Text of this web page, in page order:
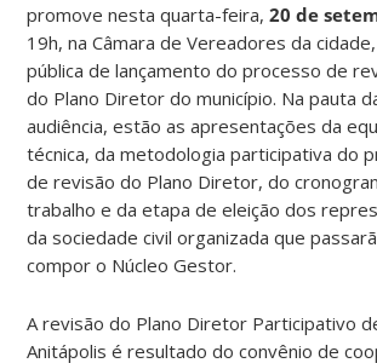
promove nesta quarta-feira,20 de
19h, na Câmara de Vereadores da
pública de lançamento do processo de
do Plano Diretor do município. Na pauta
audiência, estão as apresentações da
técnica, da metodologia participativa do
de revisão do Plano Diretor, do
trabalho e da etapa de eleição dos
da sociedade civil organizada que
compor o Núcleo Gestor.
A revisão do Plano Diretor Participativo
Anitápolis é resultado do convênio de